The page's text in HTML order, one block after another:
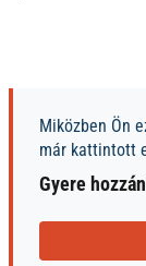
Miközben Ön
már kattintott
Gyere